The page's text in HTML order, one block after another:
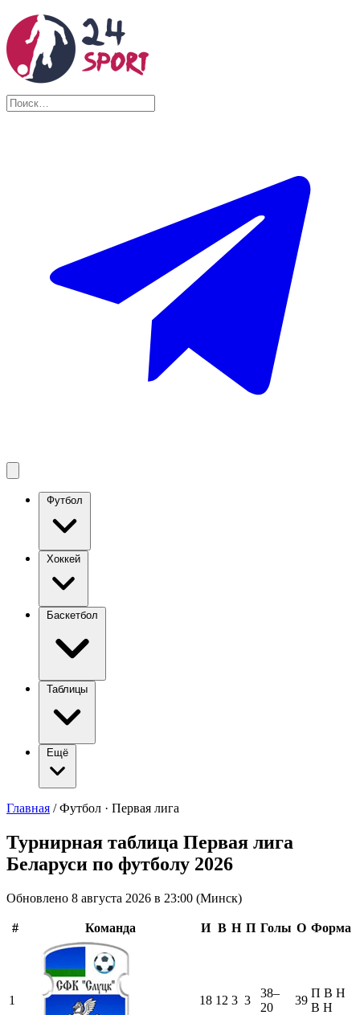
Футбол
Хоккей
Баскетбол
Таблицы
Ещё
Главная / Футбол · Первая лига
Турнирная таблица Первая лига
Беларуси по футболу 2026
Обновлено 8 августа 2026 в 23:00 (Минск)
# Команда И В Н П Голы О Форма
1 18 12 3 3
38–
20
39
П В Н
В Н